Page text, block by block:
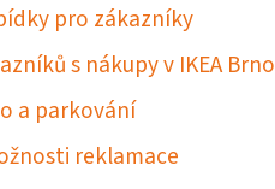
pro zákazníky
s nákupy v IKEA Brno
a parkování
reklamace